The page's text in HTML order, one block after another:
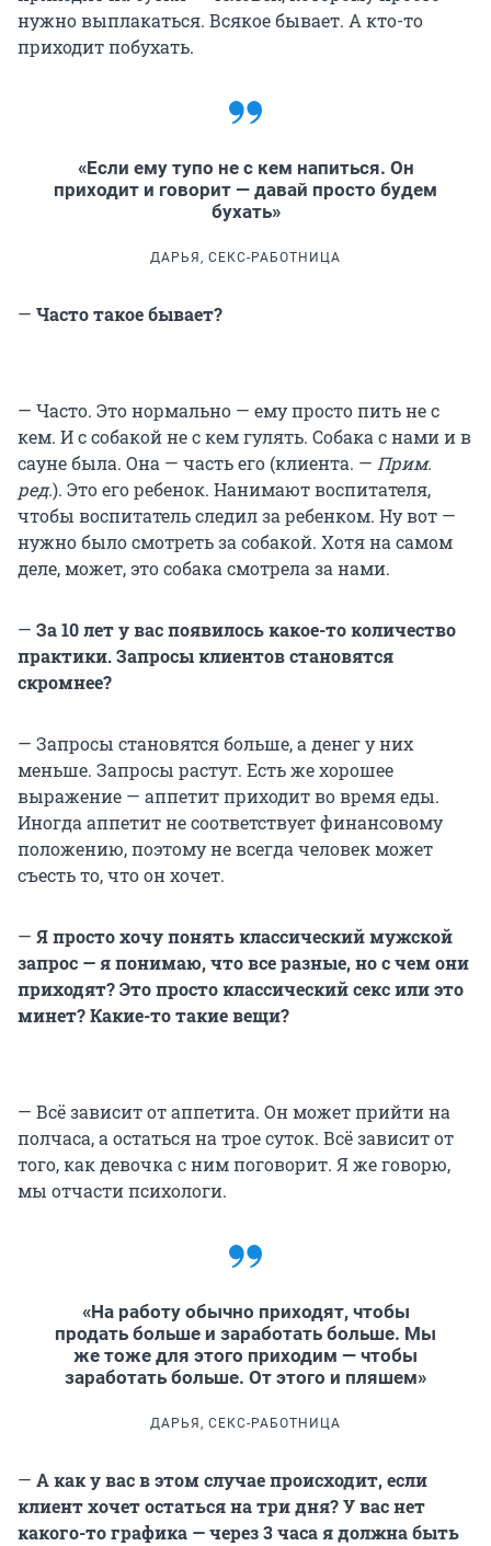
нужно выплакаться. Всякое бывает. А кто-то
приходит побухать.
«Если ему тупо не с кем напиться. Он
приходит и говорит — давай просто будем
бухать»
ДАРЬЯ, СЕКС-РАБОТНИЦА
— Часто такое бывает?
— Часто. Это нормально — ему просто пить не с
кем. И с собакой не с кем гулять. Собака с нами и в
сауне была. Она — часть его (клиента. — Прим.
ред.). Это его ребенок. Нанимают воспитателя,
чтобы воспитатель следил за ребенком. Ну вот —
нужно было смотреть за собакой. Хотя на самом
деле, может, это собака смотрела за нами.
— За 10 лет у вас появилось какое-то количество
практики. Запросы клиентов становятся
скромнее?
— Запросы становятся больше, а денег у них
меньше. Запросы растут. Есть же хорошее
выражение — аппетит приходит во время еды.
Иногда аппетит не соответствует финансовому
положению, поэтому не всегда человек может
съесть то, что он хочет.
— Я просто хочу понять классический мужской
запрос — я понимаю, что все разные, но с чем они
приходят? Это просто классический секс или это
минет? Какие-то такие вещи?
— Всё зависит от аппетита. Он может прийти на
полчаса, а остаться на трое суток. Всё зависит от
того, как девочка с ним поговорит. Я же говорю,
мы отчасти психологи.
«На работу обычно приходят, чтобы
продать больше и заработать больше. Мы
же тоже для этого приходим — чтобы
заработать больше. От этого и пляшем»
ДАРЬЯ, СЕКС-РАБОТНИЦА
— А как у вас в этом случае происходит, если
клиент хочет остаться на три дня? У вас нет
какого-то графика — через 3 часа я должна быть